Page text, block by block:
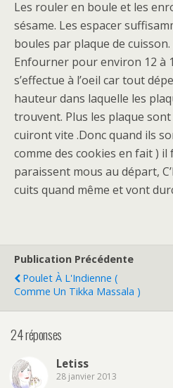
Les rouler en boule et les
sésame. Les espacer
boules par plaque de cuisson.
Enfourner pour environ 12 à
s’effectue à l’oeil car tout
hauteur dans laquelle les
trouvent. Plus les plaque
cuiront vite .Donc quand ils
comme des cookies en fait )
paraissent mous au départ,
cuits quand même et vont
Publication Précédente
Poulet À L'Indienne (
Comme Un Tikka Massala )
24 réponses
Letiss
28 janvier 2013